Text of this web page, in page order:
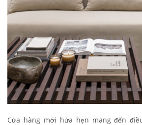
Cửa hàng mới hứa hẹn mang đến